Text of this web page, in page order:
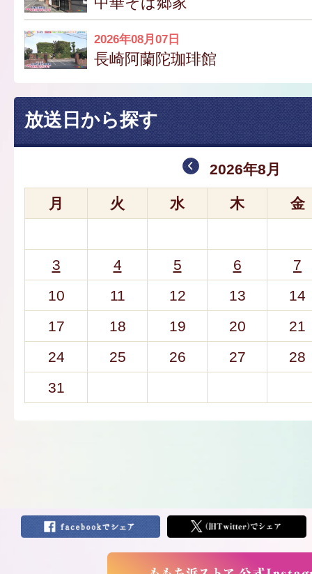
2026年08月07日
長崎阿蘭陀珈琲館
放送日から探す
2026年8月
月 火 水 木 金
3 4 5 6
7
10
11 12 13
14
17
18 19 20
21
24
25 26 27
28
31